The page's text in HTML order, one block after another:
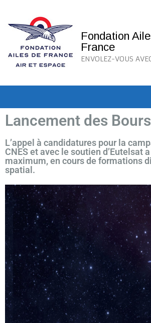
Fondation
France
ENVOLEZ-VOUS
Lancement des
L’appel à candidatures pour la
CNES et avec le soutien
maximum, en cours de formations
spatial.